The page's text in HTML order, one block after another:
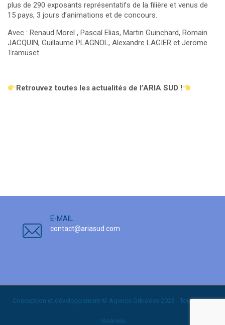
plus de 290 exposants représentatifs de la filière et venus de
15 pays, 3 jours d’animations et de concours.
Avec : Renaud Morel , Pascal Elias, Martin Guinchard, Romain
JACQUIN, Guillaume PLAGNOL, Alexandre LAGIER et Jerome
Tramuset.
Retrouvez toutes les actualités de l’ARIA SUD !
E-MAIL
contact@ariasud.com
Conception et développement © Agence Orkidées 2023 - Tous droits
réservés